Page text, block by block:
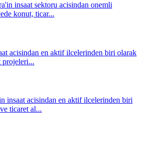
insaat sektoru acisindan onemli
konut, ticar...
acisindan en aktif ilcelerinden biri olarak
projeleri...
insaat acisindan en aktif ilcelerinden biri
ticaret al...